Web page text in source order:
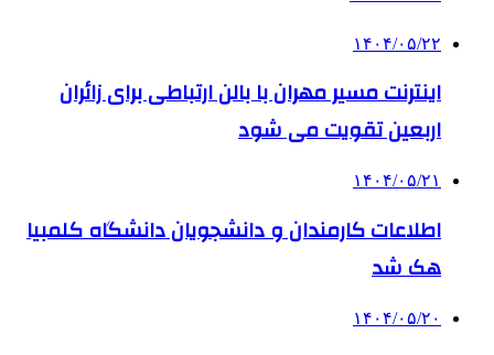
۱۴۰۴/۰۵/۲۲
اینترنت مسیر مهران با بالن ارتباطی برای زائران
اربعین تقویت می شود
۱۴۰۴/۰۵/۲۱
اطلاعات کارمندان و دانشجویان دانشگاه کلمبیا
هک شد
۱۴۰۴/۰۵/۲۰